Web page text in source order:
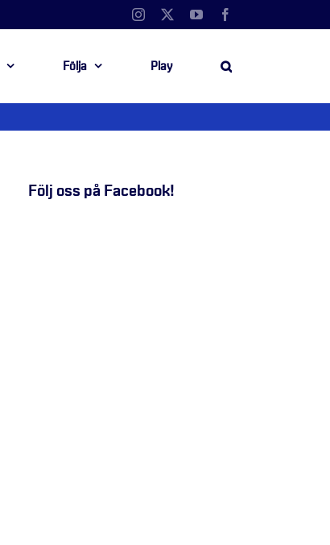
Instagram YouTube
Följa Play
Följ oss på Facebook!